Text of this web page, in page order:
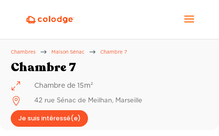
Chambres $ Maison Sénac $ Chambre 7
Chambre 7
0 Chambre de 15m²
 42 rue Sénac de Meilhan, Marseille
Je suis intéressé(e)